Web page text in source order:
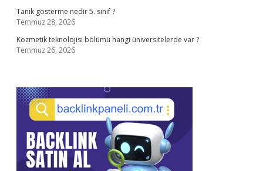
Tanık gösterme nedir 5. sınıf ?
Temmuz 28, 2026
Kozmetik teknolojisi bölümü hangi üniversitelerde var ?
Temmuz 26, 2026